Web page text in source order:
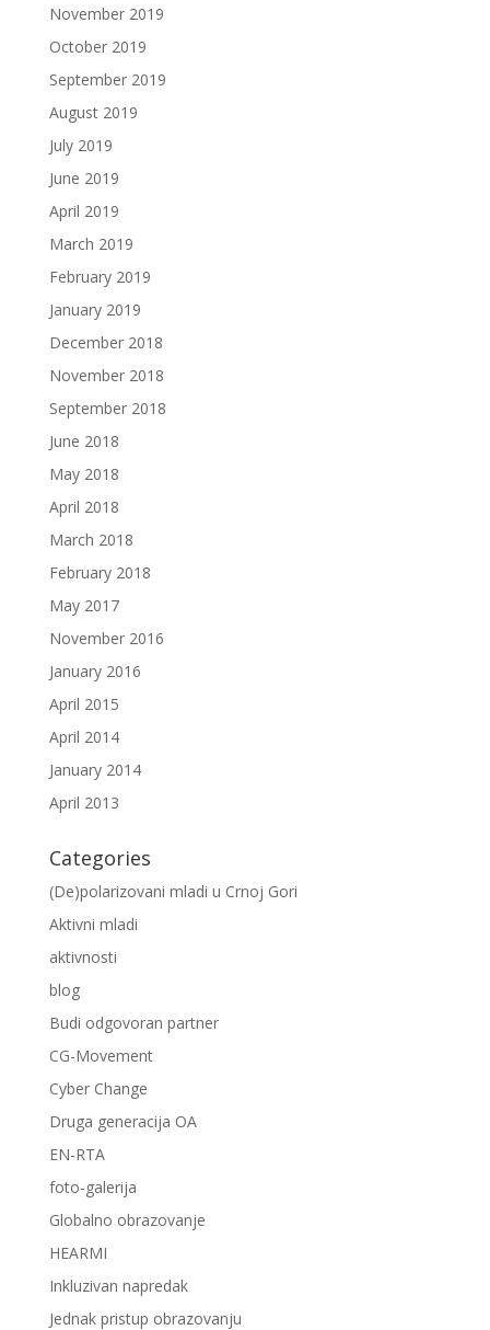
November 2019
October 2019
September 2019
August 2019
July 2019
June 2019
April 2019
March 2019
February 2019
January 2019
December 2018
November 2018
September 2018
June 2018
May 2018
April 2018
March 2018
February 2018
May 2017
November 2016
January 2016
April 2015
April 2014
January 2014
April 2013
Categories
(De)polarizovani mladi u Crnoj Gori
Aktivni mladi
aktivnosti
blog
Budi odgovoran partner
CG-Movement
Cyber Change
Druga generacija OA
EN-RTA
foto-galerija
Globalno obrazovanje
HEARMI
Inkluzivan napredak
Jednak pristup obrazovanju